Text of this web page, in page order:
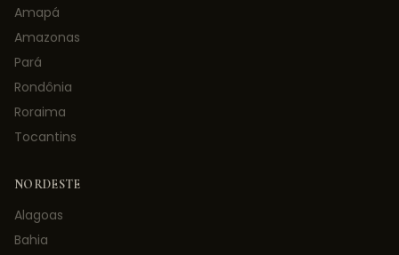
Amapá
Amazonas
Pará
Rondônia
Roraima
Tocantins
NORDESTE
Alagoas
Bahia